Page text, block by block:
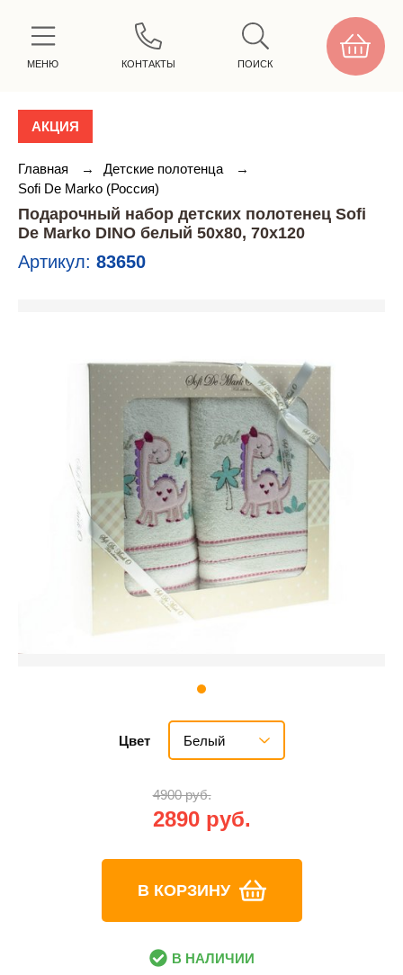
МЕНЮ КОНТАКТЫ ПОИСК
АКЦИЯ
Главная → Детские полотенца
→
Sofi De Marko (Россия)
Подарочный набор детских полотенец Sofi
De Marko DINO белый 50х80, 70х120
Артикул: 83650
Цвет Белый
4900 руб.
2890 руб.
В КОРЗИНУ
В НАЛИЧИИ